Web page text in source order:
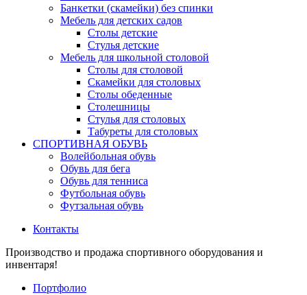
Банкетки (скамейки) без спинки
Мебель для детских садов
Столы детские
Стулья детские
Мебель для школьной столовой
Столы для столовой
Скамейки для столовых
Столы обеденные
Столешницы
Стулья для столовых
Табуреты для столовых
СПОРТИВНАЯ ОБУВЬ
Волейбольная обувь
Обувь для бега
Обувь для тенниса
Футбольная обувь
Футзальная обувь
Контакты
Производство и продажа спортивного оборудования и
инвентаря!
Портфолио